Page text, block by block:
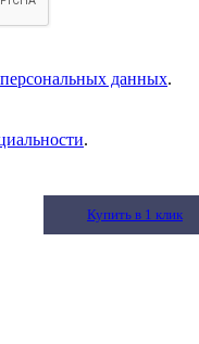
Купить в 1 клик
Купить в 1 клик
Купить в 1 клик
данных.
.